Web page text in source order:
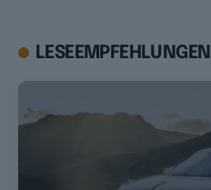
LESEEMPFEHLUNGEN